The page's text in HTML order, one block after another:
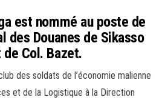
est nommé au poste de
des Douanes de Sikasso
Col. Bazet.
des soldats de l’économie malienne
et de la Logistique à la Direction